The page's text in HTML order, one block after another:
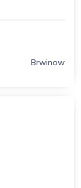
Brwinow